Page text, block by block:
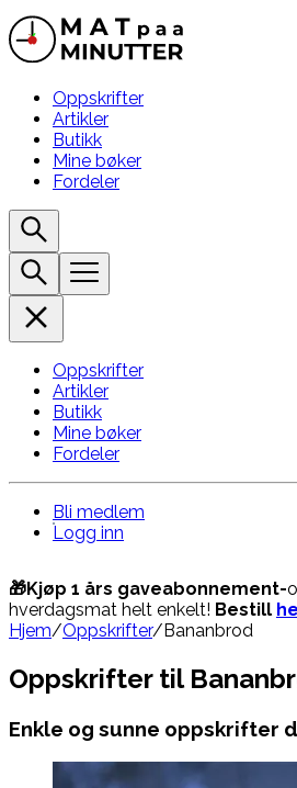
Oppskrifter
Artikler
Butikk
Mine bøker
Fordeler
Oppskrifter
Artikler
Butikk
Mine bøker
Fordeler
Bli medlem
Logg inn
🎁Kjøp 1 års gaveabonnement-
hverdagsmat helt enkelt! Bestill
Hjem/Oppskrifter/Bananbrod
Oppskrifter til
Enkle og sunne oppskrifter